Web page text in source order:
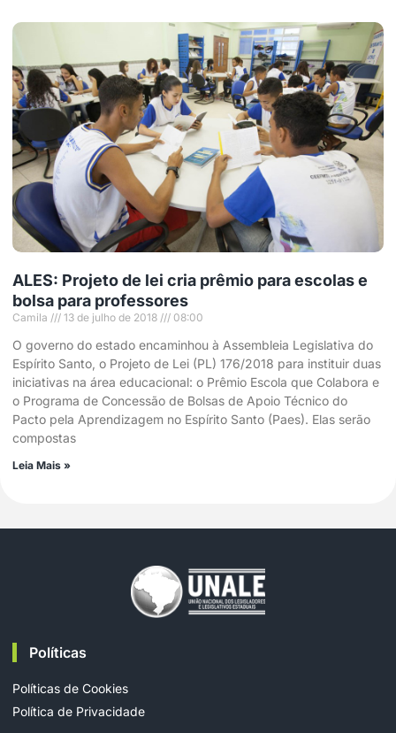
ALES: Projeto de lei cria prêmio para escolas e
bolsa para professores
Camila 13 de julho de 2018 08:00
O governo do estado encaminhou à Assembleia Legislativa do
Espírito Santo, o Projeto de Lei (PL) 176/2018 para instituir duas
iniciativas na área educacional: o Prêmio Escola que Colabora e
o Programa de Concessão de Bolsas de Apoio Técnico do
Pacto pela Aprendizagem no Espírito Santo (Paes). Elas serão
compostas
Leia Mais »
Políticas
Políticas de Cookies
Política de Privacidade